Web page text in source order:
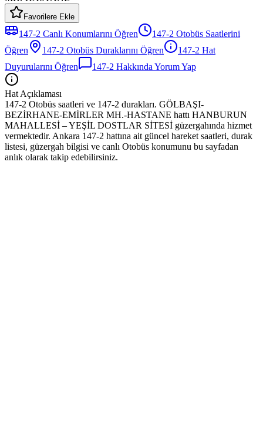
Favorilere Ekle
147-2 Canlı Konumlarını Öğren 147-2 Otobüs Saatlerini
Öğren
147-2 Otobüs Duraklarını Öğren 147-2 Hat
Duyurularını Öğren
147-2 Hakkında Yorum Yap
Hat Açıklaması
147-2 Otobüs saatleri ve 147-2 durakları. GÖLBAŞI-
BEZİRHANE-EMİRLER MH.-HASTANE hattı HANBURUN
MAHALLESİ – YEŞİL DOSTLAR SİTESİ güzergahında hizmet
vermektedir. Ankara 147-2 hattına ait güncel hareket saatleri, durak
listesi, güzergah bilgisi ve canlı Otobüs konumunu bu sayfadan
anlık olarak takip edebilirsiniz.